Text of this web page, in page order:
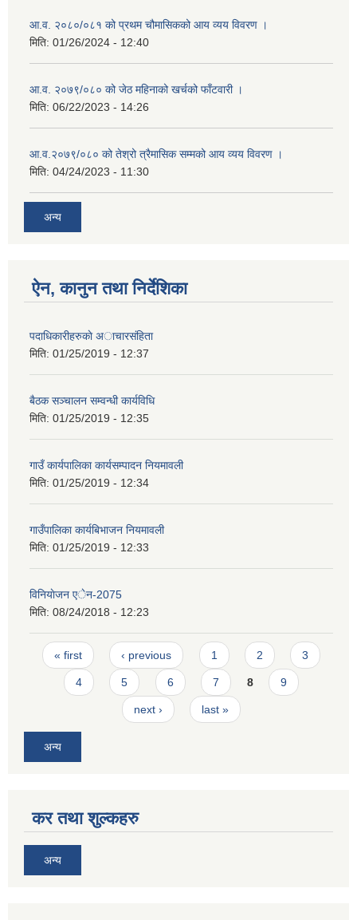
आ.व. २०८०/०८१ को प्रथम चौमासिकको आय व्यय विवरण ।
मिति: 01/26/2024 - 12:40
आ.व. २०७९/०८० को जेठ महिनाको खर्चको फाँटवारी ।
मिति: 06/22/2023 - 14:26
आ.व.२०७९/०८० को तेश्रो त्रैमासिक सम्मको आय व्यय विवरण ।
मिति: 04/24/2023 - 11:30
अन्य
ऐन, कानुन तथा निर्देशिका
पदाधिकारीहरुकाे अाचारस‌ंहिता
मिति: 01/25/2019 - 12:37
बैठक सञ्चालन सम्वन्धी कार्यविधि
मिति: 01/25/2019 - 12:35
गाउँ कार्यपालिका कार्यसम्पादन नियमावली
मिति: 01/25/2019 - 12:34
गाउँपालिका कार्यबिभाजन नियमावली
मिति: 01/25/2019 - 12:33
विनियाेजन एेन-2075
मिति: 08/24/2018 - 12:23
Pages
« first ‹ previous 1 2 3
4 5 6 7 8 9
next › last »
अन्य
कर तथा शुल्कहरु
अन्य